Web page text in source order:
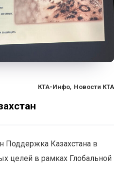
КТА-Инфо, Новости КТА
Поддержка Казахстана в
целей в рамках Глобальной